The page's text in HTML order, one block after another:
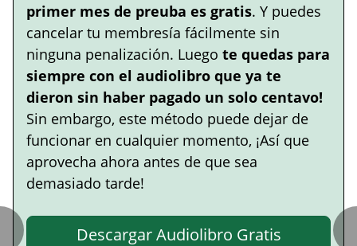
primer mes de preuba es gratis. Y puedes
cancelar tu membresía fácilmente sin
ninguna penalización. Luego te quedas para
siempre con el audiolibro que ya te
dieron sin haber pagado un solo centavo!
Sin embargo, este método puede dejar de
funcionar en cualquier momento, ¡Así que
aprovecha ahora antes de que sea
demasiado tarde!
Descargar Audiolibro Gratis